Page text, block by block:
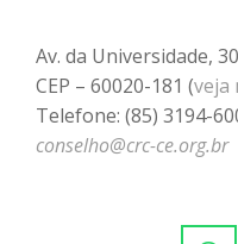
Av. da Universidade,
CEP – 60020-181 (veja
Telefone: (85) 3194-
conselho@crc-ce.org.br